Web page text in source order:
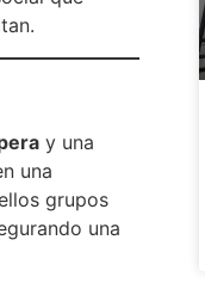
y una
una
grupos
una